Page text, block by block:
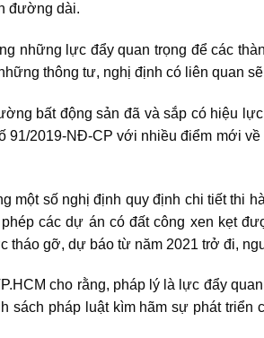
đường dài.
những lực đẩy quan trọng để các
thông tư, nghị định có liên quan
bất động sản đã và sắp có hiệu
91/2019-NĐ-CP với nhiều điểm mới
một số nghị định quy định chi tiết thi
các dự án có đất công xen kẹt
gỡ, dự báo từ năm 2021 trở đi,
cho rằng, pháp lý là lực đẩy
pháp luật kìm hãm sự phát triển